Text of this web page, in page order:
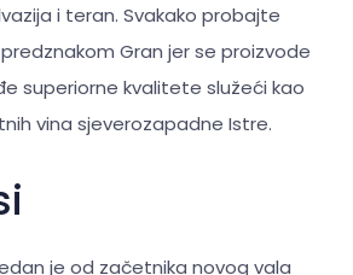
i teran. Svakako probajte
Gran jer se proizvode
superiorne kvalitete služeći kao
vina sjeverozapadne Istre.
je od začetnika novog vala